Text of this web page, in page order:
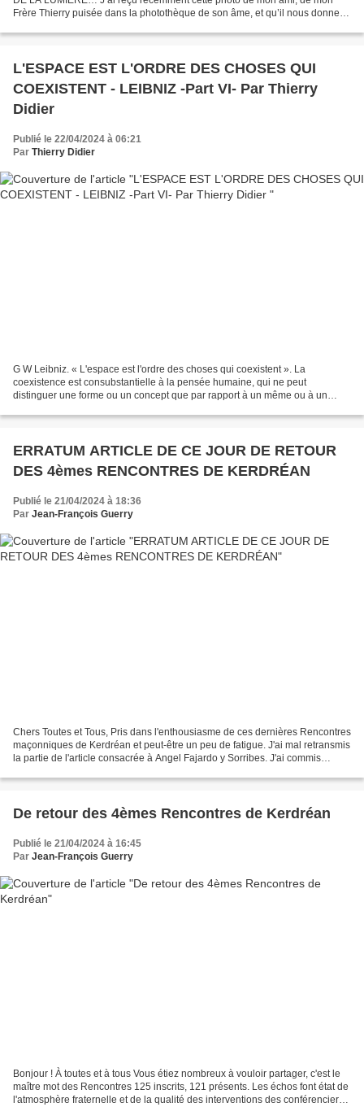
Frère Thierry puisée dans la photothèque de son âme, et qu’il nous donne
L'ESPACE EST L'ORDRE DES CHOSES QUI
COEXISTENT - LEIBNIZ -Part VI- Par Thierry
Didier
Publié le 22/04/2024 à 06:21
Par Thierry Didier
G W Leibniz. « L'espace est l'ordre des choses qui coexistent ». La
coexistence est consubstantielle à la pensée humaine, qui ne peut
distinguer une forme ou un concept que par rapport à un même ou à un
ERRATUM ARTICLE DE CE JOUR DE RETOUR
DES 4èmes RENCONTRES DE KERDRÉAN
Publié le 21/04/2024 à 18:36
Par Jean-François Guerry
Chers Toutes et Tous, Pris dans l'enthousiasme de ces dernières Rencontres
maçonniques de Kerdréan et peut-être un peu de fatigue. J'ai mal retransmis
la partie de l'article consacrée à Angel Fajardo y Sorribes. J'ai commis
De retour des 4èmes Rencontres de Kerdréan
Publié le 21/04/2024 à 16:45
Par Jean-François Guerry
Bonjour ! À toutes et à tous Vous étiez nombreux à vouloir partager, c'est le
maître mot des Rencontres 125 inscrits, 121 présents. Les échos font état de
l'atmosphère fraternelle et de la qualité des interventions des conférenciers.